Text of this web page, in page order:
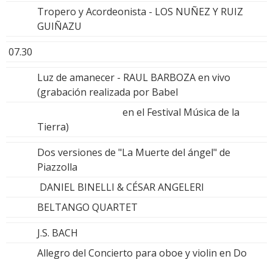
Tropero y Acordeonista - LOS NUÑEZ Y RUIZ
GUIÑAZU
07.30
Luz de amanecer - RAUL BARBOZA en vivo
(grabación realizada por Babel
en el Festival Música de la
Tierra)
Dos versiones de "La Muerte del ángel" de
Piazzolla
DANIEL BINELLI & CÉSAR ANGELERI
BELTANGO QUARTET
J.S. BACH
Allegro del Concierto para oboe y violin en Do